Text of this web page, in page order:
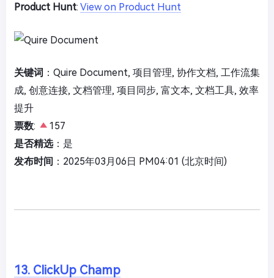
Product Hunt: View on Product Hunt
关键词 ：Quire Document, 项目管理, 协作文档, 工作流集
成, 创意连接, 文档管理, 项目同步, 富文本, 文档工具, 效率
提升
票数:
157
是否精选：是
发布时间 ：2025年03月06日 PM04:01 (北京时间)
13. ClickUp Champ